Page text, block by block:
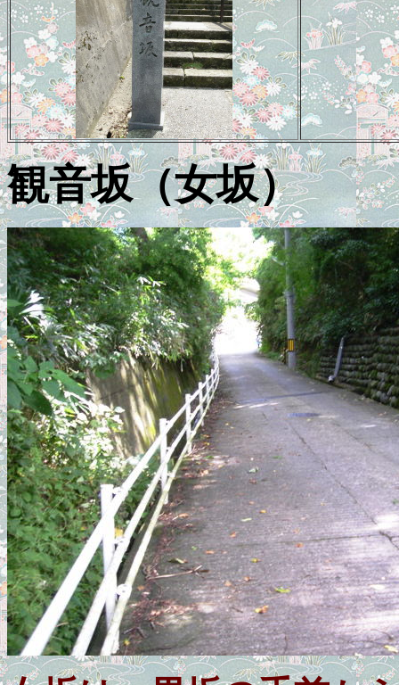
観音坂（女坂）